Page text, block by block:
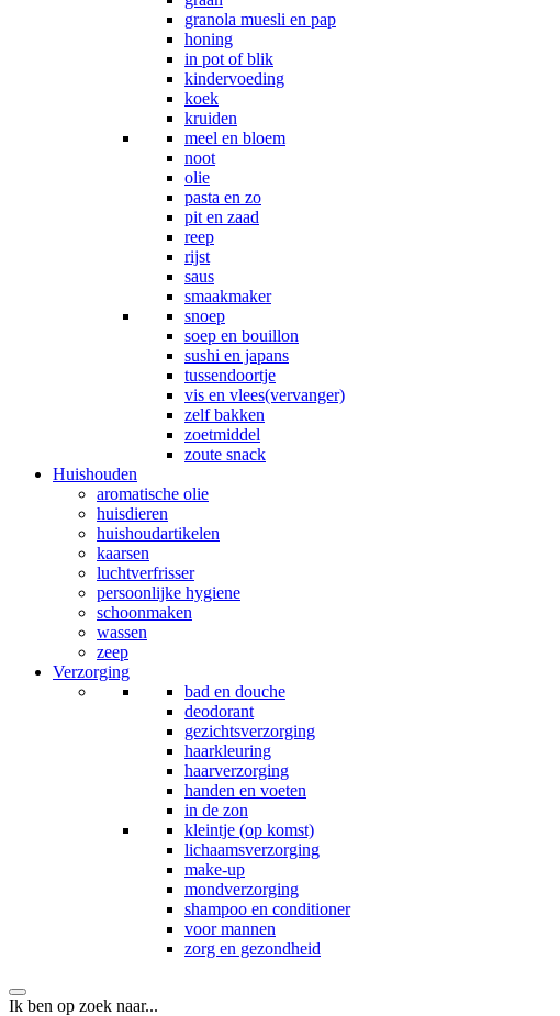
granola muesli en pap
honing
in pot of blik
kindervoeding
koek
kruiden
meel en bloem
noot
olie
pasta en zo
pit en zaad
reep
rijst
saus
smaakmaker
snoep
soep en bouillon
sushi en japans
tussendoortje
vis en vlees(vervanger)
zelf bakken
zoetmiddel
zoute snack
Huishouden
aromatische olie
huisdieren
huishoudartikelen
kaarsen
luchtverfrisser
persoonlijke hygiene
schoonmaken
wassen
zeep
Verzorging
bad en douche
deodorant
gezichtsverzorging
haarkleuring
haarverzorging
handen en voeten
in de zon
kleintje (op komst)
lichaamsverzorging
make-up
mondverzorging
shampoo en conditioner
voor mannen
zorg en gezondheid
Ik ben op zoek naar...